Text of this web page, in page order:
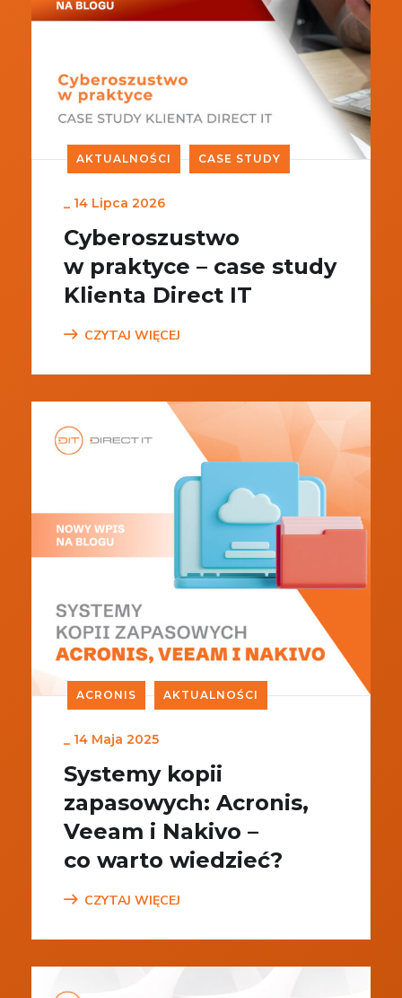
AKTUALNOŚCI CASE STUDY
_ 14 Lipca 2026
Cyberoszustwo
w praktyce – case study
Klienta Direct IT
CZYTAJ WIĘCEJ
ACRONIS AKTUALNOŚCI
_ 14 Maja 2025
Systemy kopii
zapasowych: Acronis,
Veeam i Nakivo –
co warto wiedzieć?
CZYTAJ WIĘCEJ